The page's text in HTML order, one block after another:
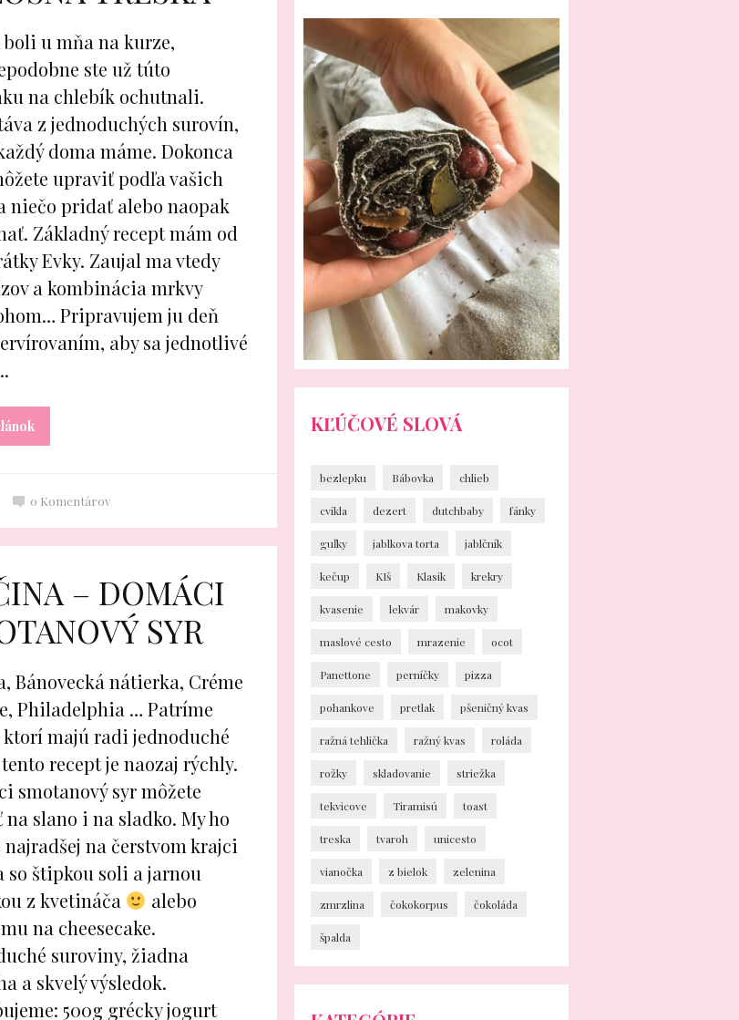
boli u mňa na kurze,
ste už túto
na chlebík ochutnali.
z jednoduchých surovín,
doma máme. Dokonca
upraviť podľa vašich
niečo pridať alebo naopak
Základný recept mám od
Evky. Zaujal ma vtedy
a kombinácia mrkvy
Pripravujem ju deň
aby sa jednotlivé
0 Komentárov
– DOMÁCI
SYR
Bánovecká nátierka, Créme
Philadelphia … Patríme
majú radi jednoduché
recept je naozaj rýchly.
smotanový syr môžete
slano i na sladko. My ho
najradšej na čerstvom krajci
so štipkou soli a jarnou
z kvetináča
alebo
na cheesecake.
suroviny, žiadna
a skvelý výsledok.
500g grécky jogurt
KĽÚČOVÉ SLOVÁ
bezlepku Bábovka chlieb
cvikla dezert dutchbaby fánky
guľky jablkova torta jablčník
kečup KIš Klasik krekry
kvasenie lekvár makovky
maslové cesto mrazenie ocot
Panettone perníčky pizza
pohankove pretlak pšeničný kvas
ražná tehlička ražný kvas roláda
rožky skladovanie striežka
tekvicove Tiramisú toast
treska tvaroh unicesto
vianočka z bielok zelenina
zmrzlina čokokorpus čokoláda
špalda